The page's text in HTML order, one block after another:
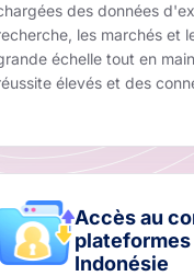
des données
les marchés et
échelle tout en
élevés et des
Accès au
Indonésie